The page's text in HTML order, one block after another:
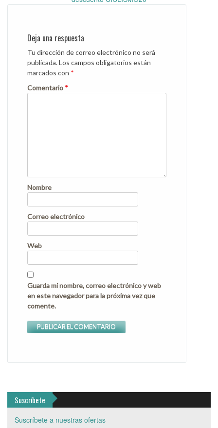
navigation
Deja una respuesta
Tu dirección de correo electrónico no será
publicada.Los campos obligatorios están
marcados con *
Comentario *
Nombre
Correo electrónico
Web
Guarda mi nombre, correo electrónico y web
en este navegador para la próxima vez que
comente.
Suscríbete
Suscríbete a nuestras ofertas